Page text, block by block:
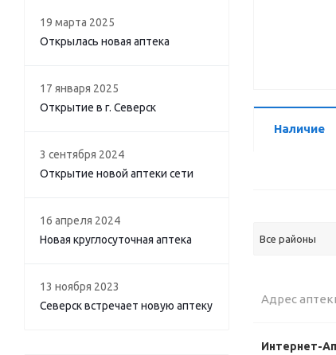
Наличие
Все районы
Адрес
Интернет-
19 марта 2025
Открылась новая аптека
17 января 2025
Открытие в г. Северск
3 сентября 2024
Открытие новой аптеки сети
16 апреля 2024
Новая круглосуточная аптека
13 ноября 2023
Северск встречает новую аптеку